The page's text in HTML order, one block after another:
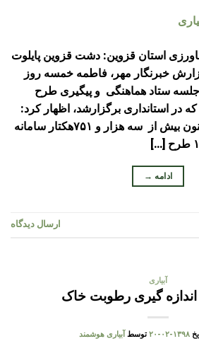
استان قزوین: دشت قزوین پایلوت
خبرنگار مهر، فاطمه خمسه روز
جلسه ستاد هماهنگی و پیگیری طرح
در استانداری برگزارشد، اظهار کرد:
از ابتدای سال جاری تاکنون بیش از سه هزار و ۷۵۱هکتار سامانه
ادامه →
ارسال دیدگاه
آبیاری
گیری رطوبت خاک
۱۳۹۸-۰۲-۲۰ توسط آبیاری هوشمند